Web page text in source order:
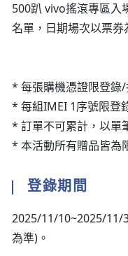
500趴 vivo搖滾專區入
名單，日期場次以票券
* 每張購機憑證限登錄/
* 每組IMEI 1序號限登
* 訂單不可累計，以單
* 本活動所有贈品皆為
登錄期間
2025/11/10~2025/11/
為準)。